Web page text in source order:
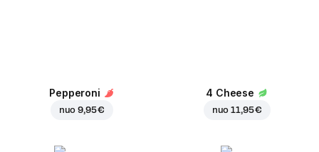
Pepperoni
nuo9,95 €
4 Cheese
nuo11,95 €